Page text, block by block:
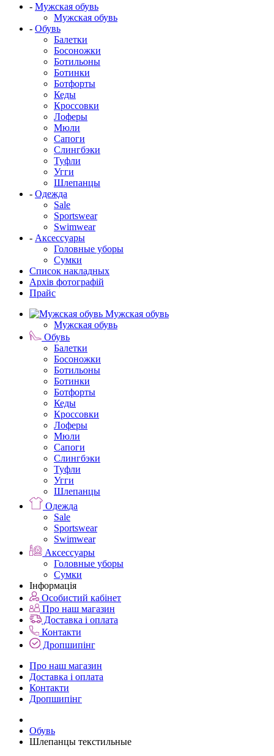
- Мужская обувь
Мужская обувь
- Обувь
Балетки
Босоножки
Ботильоны
Ботинки
Ботфорты
Кеды
Кроссовки
Лоферы
Мюли
Сапоги
Слингбэки
Туфли
Угги
Шлепанцы
- Одежда
Sale
Sportswear
Swimwear
- Аксессуары
Головные уборы
Сумки
Список накладных
Архів фотографій
Прайс
Мужская обувь
Мужская обувь
Обувь
Балетки
Босоножки
Ботильоны
Ботинки
Ботфорты
Кеды
Кроссовки
Лоферы
Мюли
Сапоги
Слингбэки
Туфли
Угги
Шлепанцы
Одежда
Sale
Sportswear
Swimwear
Аксессуары
Головные уборы
Сумки
Інформація
Особистий кабінет
Про наш магазин
Доставка і оплата
Контакти
Дропшипінг
Про наш магазин
Доставка і оплата
Контакти
Дропшипінг
Обувь
Шлепанцы текстильные